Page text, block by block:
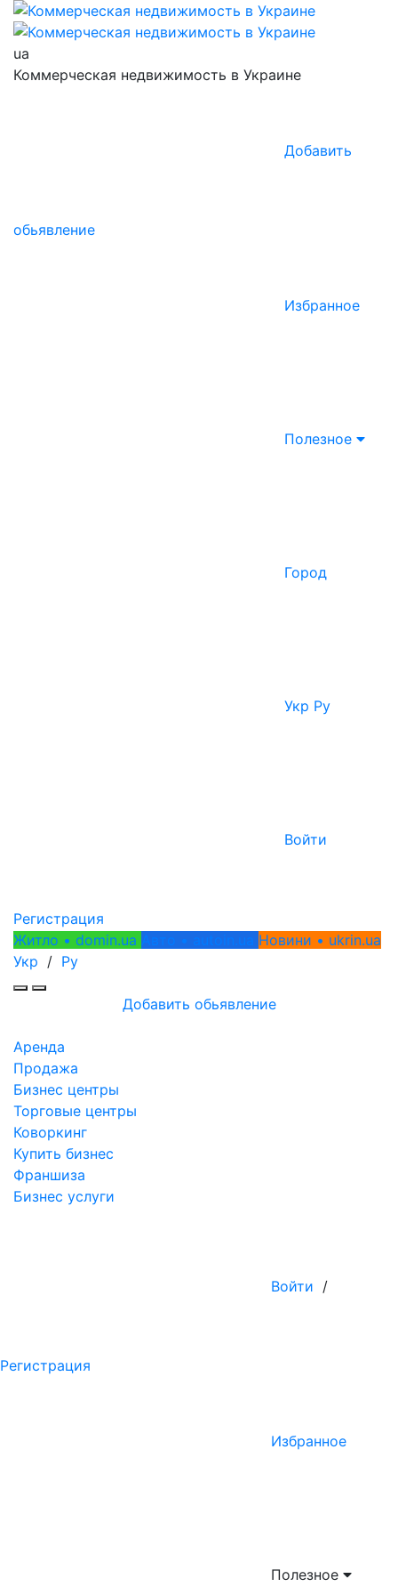
ua
Коммерческая недвижимость в Украине
Добавить
обьявление
Избранное
Полезное
Город
Укр Ру
Войти
Регистрация
Житло • domin.ua Авто • autoin.ua Новини • ukrin.ua
Укр / Ру
Добавить обьявление
Аренда
Продажа
Бизнес центры
Торговые центры
Коворкинг
Купить бизнес
Франшиза
Бизнес услуги
Войти /
Регистрация
Избранное
Полезное